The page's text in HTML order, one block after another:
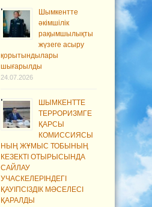
Шымкентте
әкімшілік
рақымшылықты
жүзеге асыру
қорытындылары
шығарылды
24.07.2026
ШЫМКЕНТТЕ
ТЕРРОРИЗМГЕ
ҚАРСЫ
КОМИССИЯСЫ
НЫҢ ЖҰМЫС ТОБЫНЫҢ
КЕЗЕКТІ ОТЫРЫСЫНДА
САЙЛАУ
УЧАСКЕЛЕРІНДЕГІ
ҚАУІПСІЗДІК МӘСЕЛЕСІ
ҚАРАЛДЫ